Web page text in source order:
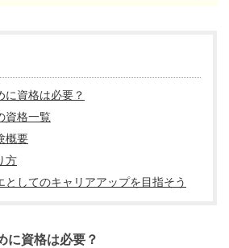
に資格は必要？
資格一覧
概要
方
としてのキャリアアップを目指そう
に資格は必要？